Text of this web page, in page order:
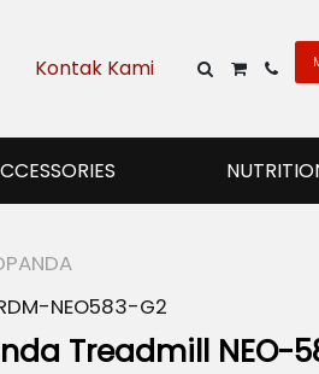
Kontak Kami
NEO583-G2
Treadmill NEO-